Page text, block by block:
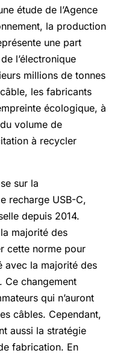
étude de l’Agence
la production
une part
l’électronique
millions de tonnes
les fabricants
écologique, à
volume de
à recycler
sur la
recharge USB-C,
depuis 2014.
la majorité des
cette norme pour
avec la majorité des
Ce changement
qui n’auront
câbles. Cependant,
aussi la stratégie
fabrication. En